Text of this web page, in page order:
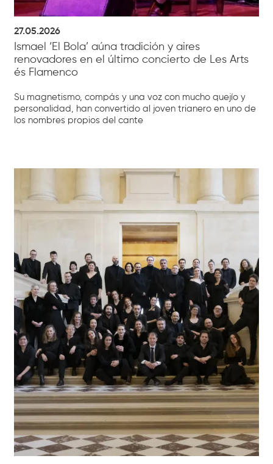
27.05.2026
Ismael ‘El Bola’ aúna tradición y aires
renovadores en el último concierto de Les Arts
és Flamenco
Su magnetismo, compás y una voz con mucho quejío y
personalidad, han convertido al joven trianero en uno de
los nombres propios del cante